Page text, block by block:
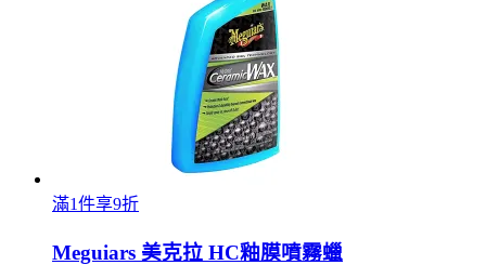
滿1件享9折
Meguiars 美克拉 HC釉膜噴霧蠟